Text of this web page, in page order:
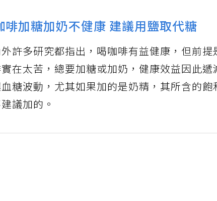
啡加糖加奶不健康 建議用鹽取代糖
許多研究都指出，喝咖啡有益健康，但前
在太苦，總要加糖或加奶，健康效益因此
糖波動，尤其如果加的是奶精，其所含的
議加的。